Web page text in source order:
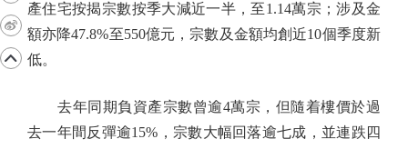
產住宅按揭宗數按季大減近一半，至1.14萬宗；涉及金
額亦降47.8%至550億元，宗數及金額均創近10個季度新
低。
去年同期負資產宗數曾逾4萬宗，但隨着樓價於過
去一年間反彈逾15%，宗數大幅回落逾七成，並連跌四